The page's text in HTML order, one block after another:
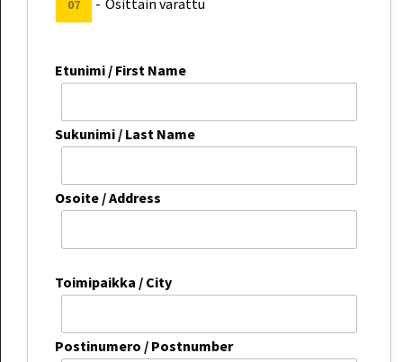
07 - Osittain varattu
Etunimi / First Name
Sukunimi / Last Name
Osoite / Address
Toimipaikka / City
Postinumero / Postnumber